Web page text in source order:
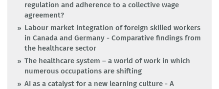
regulation and adherence to a collective wage
agreement?
Labour market integration of foreign skilled workers
in Canada and Germany - Comparative findings from
the healthcare sector
The healthcare system – a world of work in which
numerous occupations are shifting
AI as a catalyst for a new learning culture - A